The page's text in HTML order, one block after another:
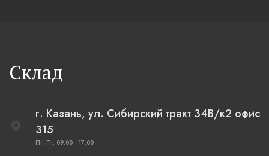
Склад
г. Казань, ул. Сибирский тракт 34В/к2 офис
315
Пн-Пт: 09:00 - 17:00